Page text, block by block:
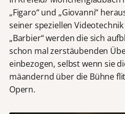
„Figaro“ und „Giovanni“
seiner speziellen
„Barbier“ werden die sich
schon mal zerstäubenden
einbezogen, selbst wenn sie
mäandernd über die Bühne
Opern.